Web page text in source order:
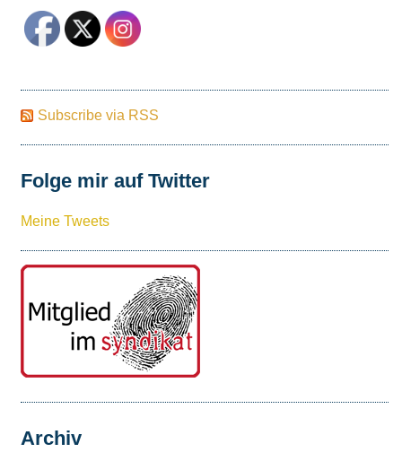
Subscribe via RSS
Folge mir auf Twitter
Meine Tweets
Archiv